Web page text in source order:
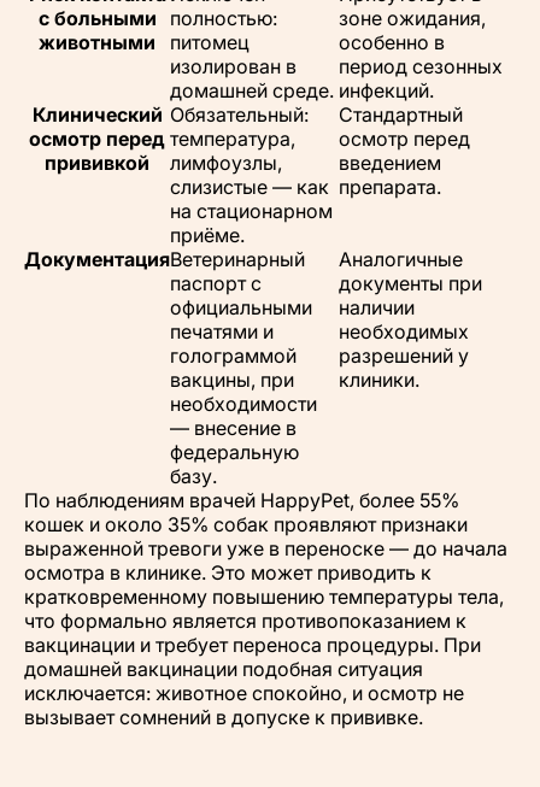
с больными
животными
полностью:
питомец
изолирован в
домашней среде.
зоне ожидания,
особенно в
период сезонных
инфекций.
Клинический
осмотр перед
прививкой
Обязательный:
температура,
лимфоузлы,
слизистые — как
на стационарном
приёме.
Стандартный
осмотр перед
введением
препарата.
ДокументацияВетеринарный
паспорт с
официальными
печатями и
голограммой
вакцины, при
необходимости
— внесение в
федеральную
базу.
Аналогичные
документы при
наличии
необходимых
разрешений у
клиники.
По наблюдениям врачей HappyPet, более 55%
кошек и около 35% собак проявляют признаки
выраженной тревоги уже в переноске — до начала
осмотра в клинике. Это может приводить к
кратковременному повышению температуры тела,
что формально является противопоказанием к
вакцинации и требует переноса процедуры. При
домашней вакцинации подобная ситуация
исключается: животное спокойно, и осмотр не
вызывает сомнений в допуске к прививке.